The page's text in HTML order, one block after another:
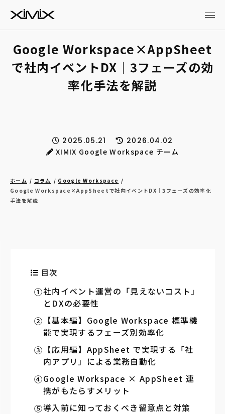
Google Workspace×AppSheet
で社内イベントDX｜3フェーズの効
率化手法を解説
2025.05.21
2026.04.02
XIMIX Google Workspace チーム
ホーム コラム
Google Workspace
Google Workspace×AppSheetで社内イベントDX｜3フェーズの効率化
手法を解説
目次
社内イベント運営の「見えないコスト」
とDXの必要性
【基本編】Google Workspace 標準機
能で実現するフェーズ別効率化
【応用編】AppSheet で実現する「社
内アプリ」による業務自動化
Google Workspace × AppSheet 連
携がもたらすメリット
導入前に知っておくべき留意点と対策